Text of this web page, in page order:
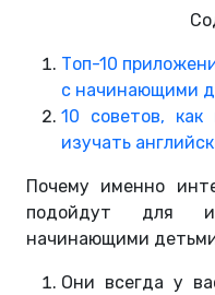
Топ-10
с начинающими
10 советов, как
изучать
Почему именно
подойдут для
начинающими
Они всегда у